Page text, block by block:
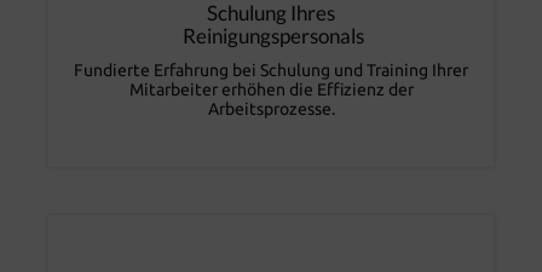
Schulung Ihres
Reinigungspersonals
Fundierte Erfahrung bei Schulung und Training Ihrer
Mitarbeiter erhöhen die Effizienz der
Arbeitsprozesse.